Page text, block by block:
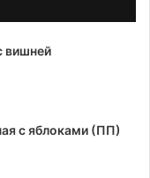
вишней
с яблоками (ПП)